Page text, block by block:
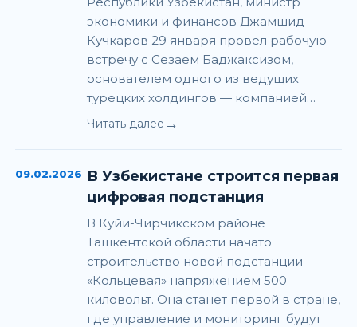
экономики и финансов Джамшид
Кучкаров 29 января провел рабочую
встречу с Сезаем Баджаксизом,
основателем одного из ведущих
турецких холдингов — компанией…
Читать далее →
09.02.2026 В Узбекистане строится первая
цифровая подстанция
В Куйи-Чирчикском районе
Ташкентской области начато
строительство новой подстанции
«Кольцевая» напряжением 500
киловольт. Она станет первой в стране,
где управление и мониторинг будут